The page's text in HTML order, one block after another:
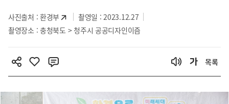
사진출처 :환경부
촬영일 : 2023.12.27
촬영장소 : 충청북도 > 청주시 공공디자인이즘
목록